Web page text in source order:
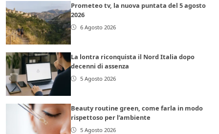
Prometeo tv, la nuova puntata del 5 agosto
2026
6 Agosto 2026
La lontra riconquista il Nord Italia dopo
decenni di assenza
5 Agosto 2026
Beauty routine green, come farla in modo
rispettoso per l’ambiente
5 Agosto 2026